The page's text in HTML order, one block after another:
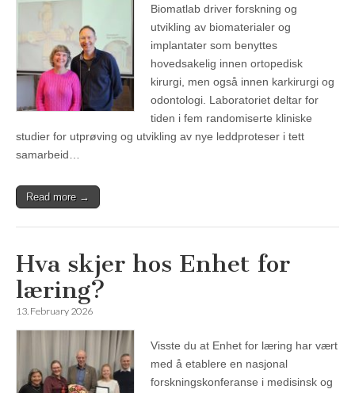
Biomatlab driver forskning og
utvikling av biomaterialer og
implantater som benyttes
hovedsakelig innen ortopedisk
kirurgi, men også innen karkirurgi og
odontologi. Laboratoriet deltar for
tiden i fem randomiserte kliniske
studier for utprøving og utvikling av nye leddproteser i tett
samarbeid…
Read more →
Hva skjer hos Enhet for
læring?
13. February 2026
Visste du at Enhet for læring har vært
med å etablere en nasjonal
forskningskonferanse i medisinsk og